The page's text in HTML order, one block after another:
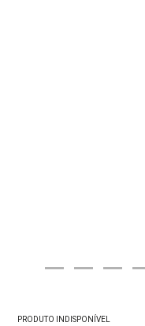
PRODUTO INDISPONÍVEL